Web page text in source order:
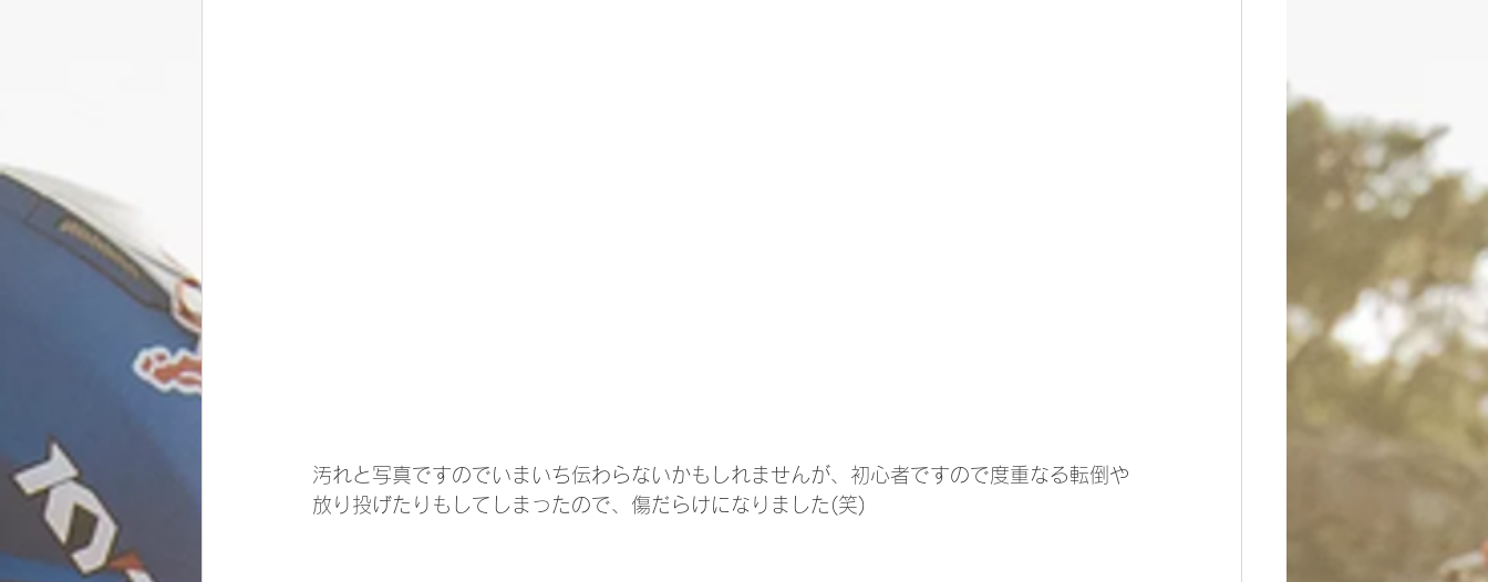
汚れと写真ですのでいまいち伝わらないかもしれませんが、初心者ですので度重なる転倒や
放り投げたりもしてしまったので、傷だらけになりました(笑)